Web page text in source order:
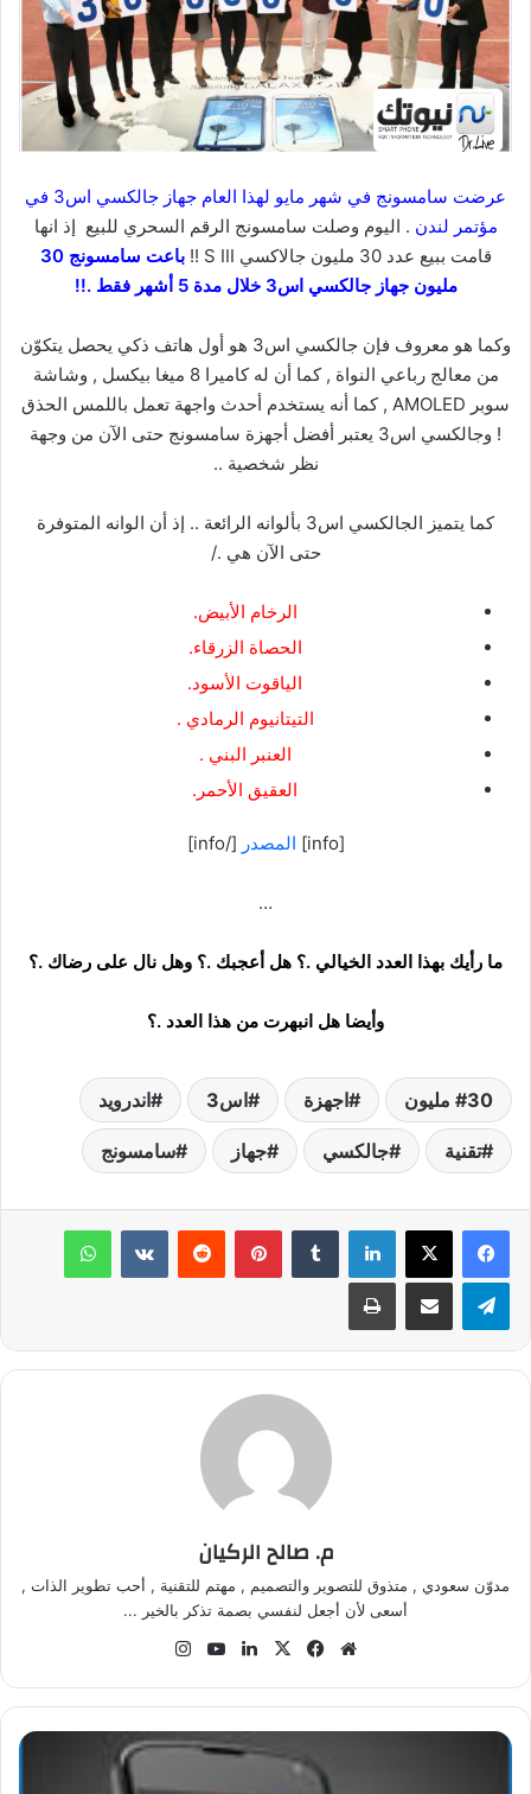
عرضت سامسونج في شهر مايو لهذا العام جهاز جالكسي اس3 في
مؤتمر لندن . اليوم وصلت سامسونج الرقم السحري للبيع إذ انها
قامت ببيع عدد 30 مليون جالاكسي S III !!
باعت سامسونج 30
مليون جهاز جالكسي اس3 خلال مدة 5 أشهر فقط .!!
وكما هو معروف فإن جالكسي اس3 هو أول هاتف ذكي يحصل يتكوّن
من معالج رباعي النواة , كما أن له كاميرا 8 ميغا بيكسل , وشاشة
سوبر AMOLED , كما أنه يستخدم أحدث واجهة تعمل باللمس الحذق
! وجالكسي اس3 يعتبر أفضل أجهزة سامسونج حتى الآن من وجهة
نظر شخصية ..
كما يتميز الجالكسي اس3 بألوانه الرائعة .. إذ أن الوانه المتوفرة
حتى الآن هي ./
الرخام الأبيض.
الحصاة الزرقاء.
الياقوت الأسود.
التيتانيوم الرمادي .
العنبر البني .
العقيق الأحمر.
[info] المصدر [/info]
…
ما رأيك بهذا العدد الخيالي .؟ هل أعجبك .؟ وهل نال على رضاك .؟
وأيضا هل انبهرت من هذا العدد .؟
30 مليون اجهزة اس3 اندرويد
تقنية جالكسي جهاز سامسونج
لينكدإن بينتيريست
م. صالح الركيان
مدوّن سعودي , متذوق للتصوير والتصميم , مهتم للتقنية , أحب تطوير الذات ,
أسعى لأن أجعل لنفسي بصمة تذكر بالخير ...
موق
الوي
ب
في
وك
‫X
لينك
‫Yo
ub
e
ام
ن